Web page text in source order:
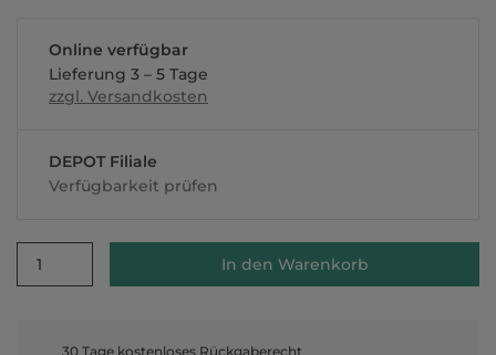
Online verfügbar
Lieferung 3 – 5 Tage
zzgl. Versandkosten
DEPOT Filiale
Verfügbarkeit prüfen
1 In den Warenkorb
30 Tage kostenloses Rückgaberecht